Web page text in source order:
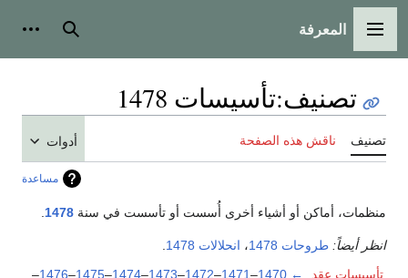
القائمة الرئيسية
المعرفة بحث
تصنيف:تأسيسات 1478
تصنيف ناقش هذه الصفحة أدوات
مساعدة
منظمات، أماكن أو أشياء أخرى أُسست أو تأسست في سنة 1478
انظر أيضاً: طروحات 1478 ، انحلالات 1478
تأسيسات عقد
←
1470
–
1471
–
1472
–
1473
–
1474
–
1475
–
1476
–